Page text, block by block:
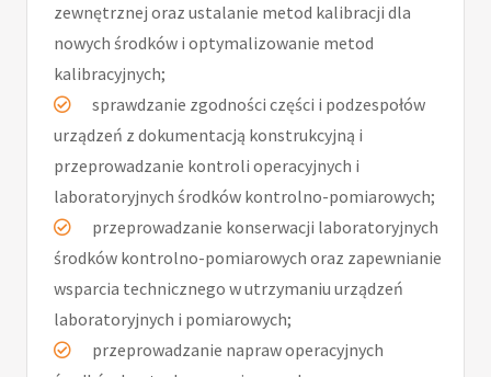
zewnętrznej oraz ustalanie metod kalibracji dla
nowych środków i optymalizowanie metod
kalibracyjnych;
sprawdzanie zgodności części i podzespołów
urządzeń z dokumentacją konstrukcyjną i
przeprowadzanie kontroli operacyjnych i
laboratoryjnych środków kontrolno-pomiarowych;
przeprowadzanie konserwacji laboratoryjnych
środków kontrolno-pomiarowych oraz zapewnianie
wsparcia technicznego w utrzymaniu urządzeń
laboratoryjnych i pomiarowych;
przeprowadzanie napraw operacyjnych